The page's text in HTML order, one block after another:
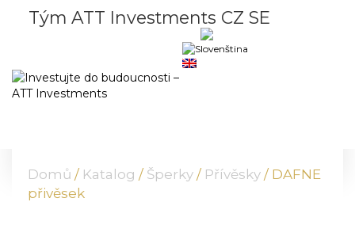
Tým ATT Investments CZ SE
NABÍDKA
Domů / Katalog / Šperky / Přívěsky / DAFNE
přivěsek